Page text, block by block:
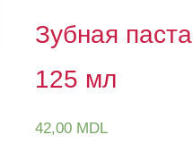
Зубная паста
125 мл
42,00 MDL